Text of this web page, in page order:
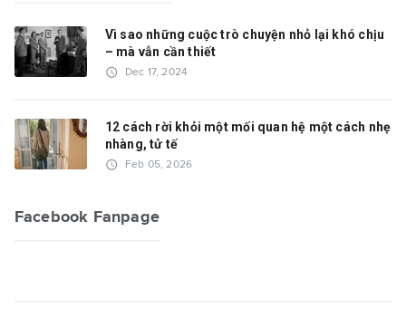
Vì sao những cuộc trò chuyện nhỏ lại khó chịu
– mà vẫn cần thiết
access_time Dec 17, 2024
12 cách rời khỏi một mối quan hệ một cách nhẹ
nhàng, tử tế
access_time Feb 05, 2026
Facebook Fanpage